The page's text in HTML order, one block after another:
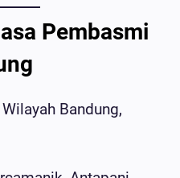
Pembasmi
Bandung,